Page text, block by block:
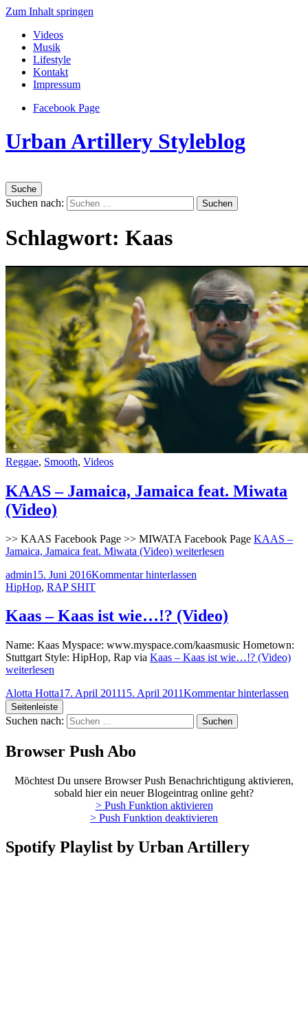
Zum Inhalt springen
Videos
Musik
Lifestyle
Kontakt
Impressum
Facebook Page
Urban Artillery Styleblog
Suche
Suchen nach:
Schlagwort: Kaas
Reggae, Smooth, Videos
KAAS – Jamaica, Jamaica feat. Miwata
(Video)
>> KAAS Facebook Page >> MIWATA Facebook Page KAAS –
Jamaica, Jamaica feat. Miwata (Video) weiterlesen
admin15. Juni 2016Kommentar hinterlassen
HipHop, RAP SHIT
Kaas – Kaas ist wie…!? (Video)
Name: Kaas Myspace: www.myspace.com/kaasmusic Hometown:
Stuttgart Style: HipHop, Rap via Kaas – Kaas ist wie…!? (Video)
weiterlesen
Alotta Hotta17. April 201115. April 2011Kommentar hinterlassen
Seitenleiste
Suchen nach:
Browser Push Abo
Möchtest Du unsere Browser Push Benachrichtigung aktivieren,
sobald hier ein neuer Blogeintrag online geht?
> Push Funktion aktivieren
> Push Funktion deaktivieren
Spotify Playlist by Urban Artillery